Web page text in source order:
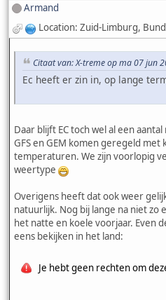
Armand
Location: Zuid-Limburg,
Citaat van: X-treme op ma 07 jun
Ec heeft er zin in, op lange
Daar blijft EC toch wel al een
GFS en GEM komen geregeld met
temperaturen. We zijn voorlopig
weertype
Overigens heeft dat ook weer
natuurlijk. Nog bij lange na niet zo
het natte en koele voorjaar. Even
eens bekijken in het land:
Je hebt geen rechten om